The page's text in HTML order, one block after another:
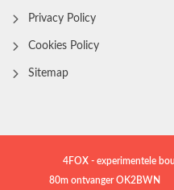
Privacy Policy
Cookies Policy
Sitemap
4FOX - experimentele
80m ontvanger OK2BWN